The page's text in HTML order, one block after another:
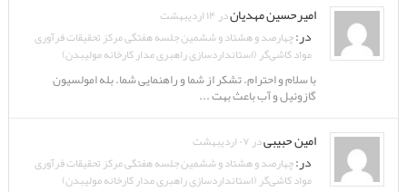
امیرحسین مهدیاندر ۱۴ اردیبهشت
در:چهارصد و هشتاد و ششمین جلسه هفتگی مرکز تحقیقات فرآوری
مواد کاشی‌گر (استانداردسازی راهبری مدار کارخانه مولیبدن)
با سلام و احترام. تشکر از شما و راهنمایی شما. بله امولسیون
گازوئیل و آب باعث بهت ...
امین حبیبیدر ۰۷ اردیبهشت
در:چهارصد و هشتاد و ششمین جلسه هفتگی مرکز تحقیقات فرآوری
مواد کاشی‌گر (استانداردسازی راهبری مدار کارخانه مولیبدن)